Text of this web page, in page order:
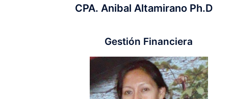
CPA. Anibal Altamirano Ph.D
Gestión Financiera